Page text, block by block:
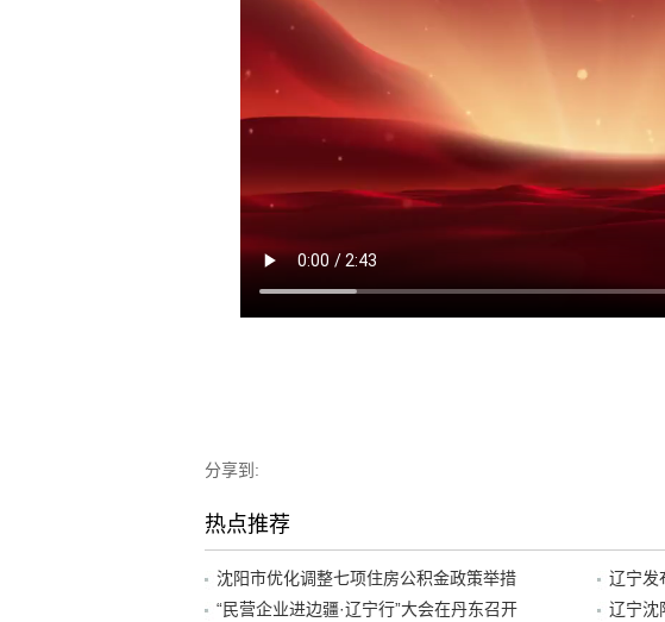
分享到:
热点推荐
沈阳市优化调整七项住房公积金政策举措
辽宁发
“民营企业进边疆·辽宁行”大会在丹东召开
辽宁沈